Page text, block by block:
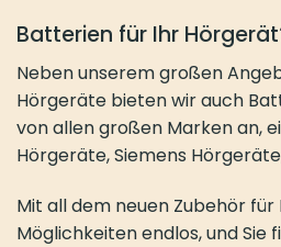
Batterien für Ihr
Neben unserem großen
Hörgeräte bieten wir auch
von allen großen Marken an,
Hörgeräte, Siemens
Mit all dem neuen Zubehör
Möglichkeiten endlos, und Sie